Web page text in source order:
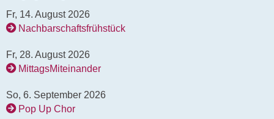
Fr, 14. August 2026
Nachbarschaftsfrühstück
Fr, 28. August 2026
MittagsMiteinander
So, 6. September 2026
Pop Up Chor